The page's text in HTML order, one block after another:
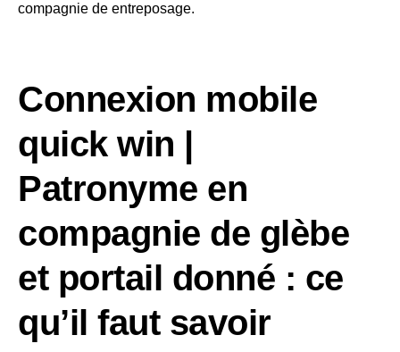
compagnie de entreposage.
Connexion mobile
quick win |
Patronyme en
compagnie de glèbe
et portail donné : ce
qu’il faut savoir